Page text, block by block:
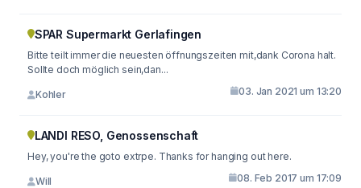
SPAR Supermarkt Gerlafingen
Bitte teilt immer die neuesten öffnungszeiten mit,dank Corona halt.
Sollte doch möglich sein,dan...
Kohler 03. Jan 2021 um 13:20
LANDI RESO, Genossenschaft
Hey, you're the goto extrpe. Thanks for hanging out here.
Will 08. Feb 2017 um 17:09